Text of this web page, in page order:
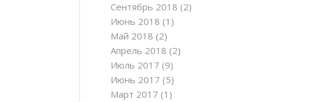
Сентябрь 2018 (2)
Июнь 2018 (1)
Май 2018 (2)
Апрель 2018 (2)
Июль 2017 (9)
Июнь 2017 (5)
Март 2017 (1)